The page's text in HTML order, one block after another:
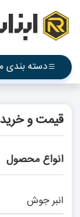
دسته بندی
قیمت و
انواع محصول
انبر جوش